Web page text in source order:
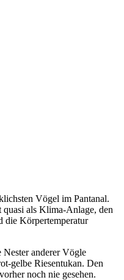
Vögel im Pantanal.
als Klima-Anlage, den
die Körpertemperatur
Nester anderer Vögle
gelbe Riesentukan. Den
noch nie gesehen.